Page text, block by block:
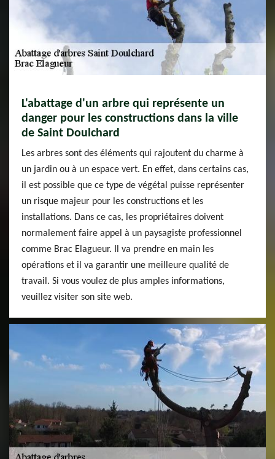
L'abattage d'un arbre qui représente un
danger pour les constructions dans la ville
de Saint Doulchard
Les arbres sont des éléments qui rajoutent du charme à
un jardin ou à un espace vert. En effet, dans certains cas,
il est possible que ce type de végétal puisse représenter
un risque majeur pour les constructions et les
installations. Dans ce cas, les propriétaires doivent
normalement faire appel à un paysagiste professionnel
comme Brac Elagueur. Il va prendre en main les
opérations et il va garantir une meilleure qualité de
travail. Si vous voulez de plus amples informations,
veuillez visiter son site web.